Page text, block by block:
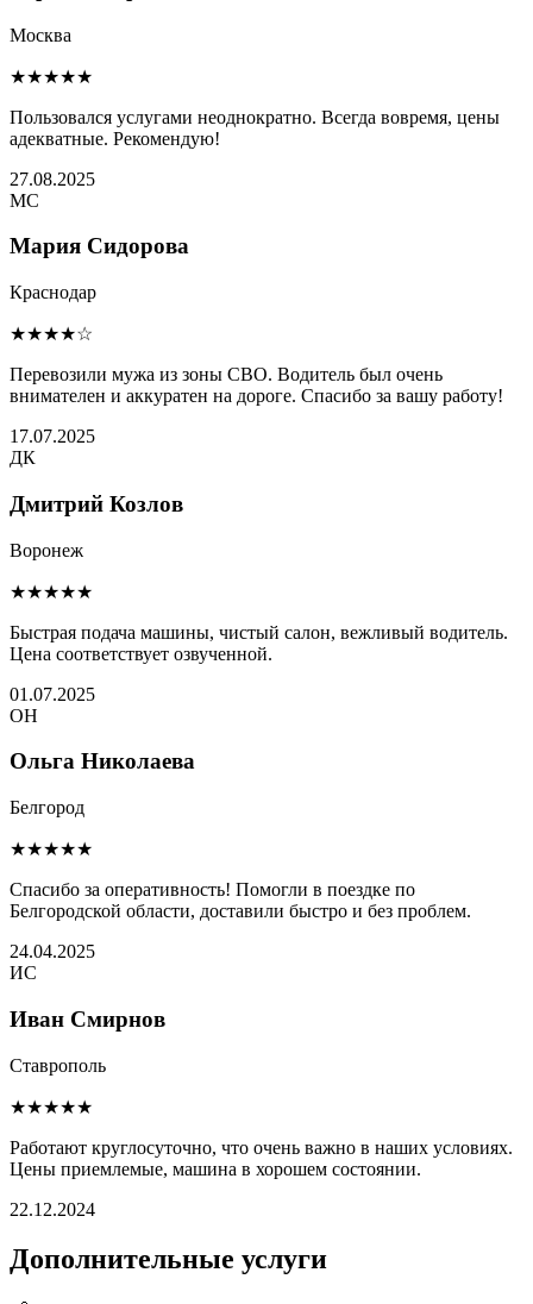
Москва
★★★★★
Пользовался услугами неоднократно. Всегда вовремя, цены
адекватные. Рекомендую!
27.08.2025
МС
Мария Сидорова
Краснодар
★★★★☆
Перевозили мужа из зоны СВО. Водитель был очень
внимателен и аккуратен на дороге. Спасибо за вашу работу!
17.07.2025
ДК
Дмитрий Козлов
Воронеж
★★★★★
Быстрая подача машины, чистый салон, вежливый водитель.
Цена соответствует озвученной.
01.07.2025
ОН
Ольга Николаева
Белгород
★★★★★
Спасибо за оперативность! Помогли в поездке по
Белгородской области, доставили быстро и без проблем.
24.04.2025
ИС
Иван Смирнов
Ставрополь
★★★★★
Работают круглосуточно, что очень важно в наших условиях.
Цены приемлемые, машина в хорошем состоянии.
22.12.2024
Дополнительные услуги